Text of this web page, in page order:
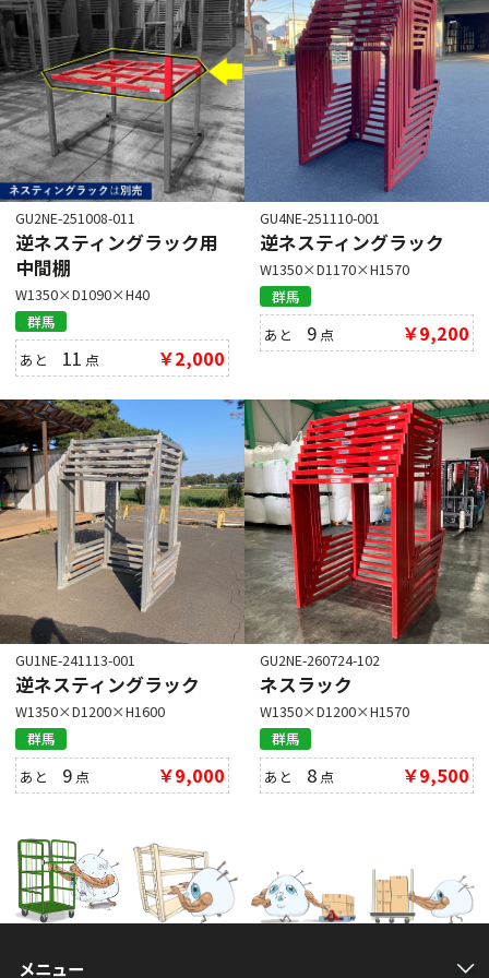
GU2NE-251008-011
逆ネスティングラック用
中間棚
W1350×D1090×H40
群馬
あと 11 点 ￥2,000
GU4NE-251110-001
逆ネスティングラック
W1350×D1170×H1570
群馬
あと 9 点 ￥9,200
GU1NE-241113-001
逆ネスティングラック
W1350×D1200×H1600
群馬
あと 9 点 ￥9,000
GU2NE-260724-102
ネスラック
W1350×D1200×H1570
群馬
あと 8 点 ￥9,500
メニュー